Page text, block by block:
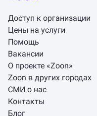
Доступ к организации
Цены на услуги
Помощь
Вакансии
О проекте «Zoon»
Zoon в других городах
СМИ о нас
Контакты
Блог